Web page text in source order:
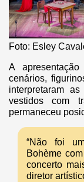
Foto: Esley
A
cenários,
interpretaram
vestidos com
permaneceu
“Não foi
Bohème
concerto
diretor